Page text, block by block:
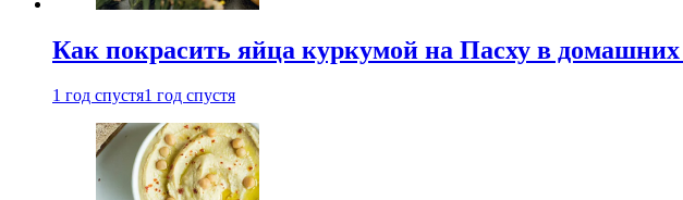
Как покрасить яйца куркумой на Пасху в
1 год спустя1 год спустя